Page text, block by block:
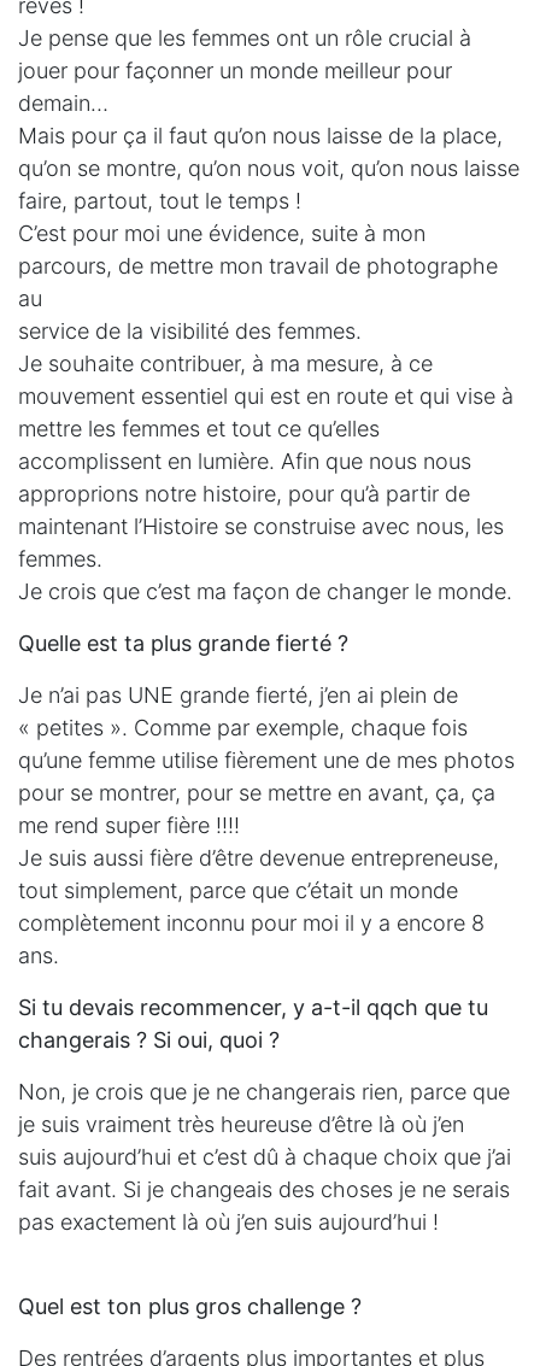
rêves !
Je pense que les femmes ont un rôle crucial à
jouer pour façonner un monde meilleur pour
demain…
Mais pour ça il faut qu’on nous laisse de la place,
qu’on se montre, qu’on nous voit, qu’on nous laisse
faire, partout, tout le temps !
C’est pour moi une évidence, suite à mon
parcours, de mettre mon travail de photographe
au
service de la visibilité des femmes.
Je souhaite contribuer, à ma mesure, à ce
mouvement essentiel qui est en route et qui vise à
mettre les femmes et tout ce qu’elles
accomplissent en lumière. Afin que nous nous
approprions notre histoire, pour qu’à partir de
maintenant l’Histoire se construise avec nous, les
femmes.
Je crois que c’est ma façon de changer le monde.
Quelle est ta plus grande fierté ?
Je n’ai pas UNE grande fierté, j’en ai plein de
« petites ». Comme par exemple, chaque fois
qu’une femme utilise fièrement une de mes photos
pour se montrer, pour se mettre en avant, ça, ça
me rend super fière !!!!
Je suis aussi fière d’être devenue entrepreneuse,
tout simplement, parce que c’était un monde
complètement inconnu pour moi il y a encore 8
ans.
Si tu devais recommencer, y a-t-il qqch que tu
changerais ? Si oui, quoi ?
Non, je crois que je ne changerais rien, parce que
je suis vraiment très heureuse d’être là où j’en
suis aujourd’hui et c’est dû à chaque choix que j’ai
fait avant. Si je changeais des choses je ne serais
pas exactement là où j’en suis aujourd’hui !
Quel est ton plus gros challenge ?
Des rentrées d’argents plus importantes et plus